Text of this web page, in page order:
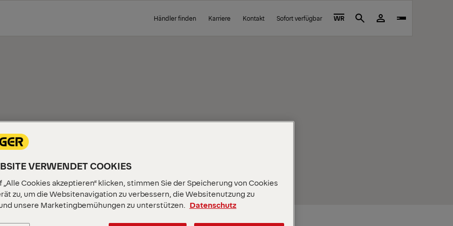
Händler finden Karriere Kontakt Sofort verfügbar WR Search
VERWENDET COOKIES
„Alle Cookies akzeptieren“ klicken, stimmen Sie der Speicherung von Cookies
zu, um die Websitenavigation zu verbessern, die Websitenutzung zu
unsere Marketingbemühungen zu unterstützen.
Datenschutz